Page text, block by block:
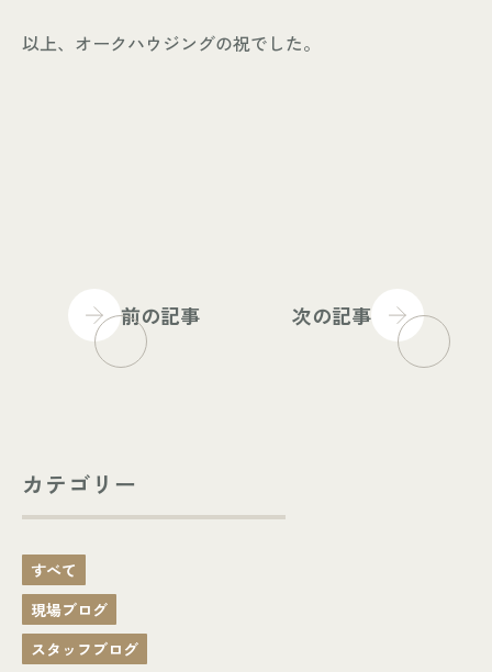
カテゴリー
すべて
現場ブログ
スタッフブログ
以上、オークハウジングの祝でした。
前の記事 次の記事